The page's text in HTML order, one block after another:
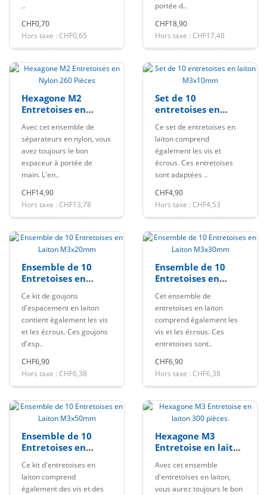
..
CHF0,70
Hors taxe : CHF0,65
portée d..
CHF18,90
Hors taxe : CHF17,48
Hexagone M2
Entretoises en
Avec cet ensemble de
séparateurs en nylon, vous
avez toujours le bon
espaceur à portée de
main. L'en..
CHF14,90
Hors taxe : CHF13,78
Set de 10
entretoises en
Ce set de entretoises en
laiton comprend
également les vis et
écrous. Ces entretoises
sont adaptées ..
CHF4,90
Hors taxe : CHF4,53
Ensemble de 10
Entretoises en
Ce kit de goujons
d'espacement en laiton
contient également les vis
et les écrous. Ces goujons
d'esp..
CHF6,90
Hors taxe : CHF6,38
Ensemble de 10
Entretoises en
Cet ensemble de
entretoises en laiton
comprend également les
vis et les écrous. Ces
entretoises sont..
CHF6,90
Hors taxe : CHF6,38
Ensemble de 10
Entretoises en
Ce kit d'entretoises en
laiton comprend
également des vis et des
Hexagone M3
Entretoise en laiton
Avec cet ensemble
d'entretoises en laiton,
vous aurez toujours le bon